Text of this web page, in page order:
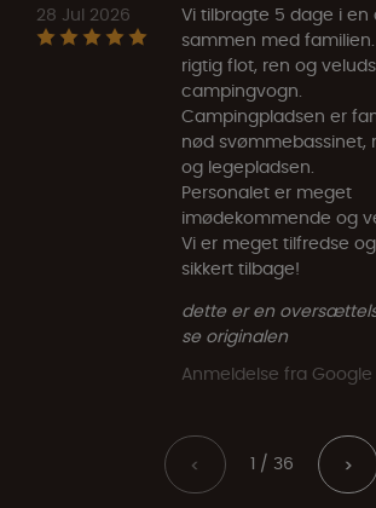
28 Jul 2026
Vi tilbragte 5 dage i
sammen med
rigtig flot, ren og
campingvogn.
Campingpladsen er
nød svømmebassinet,
og legepladsen.
Personalet er meget
imødekommende og
Vi er meget tilfredse
sikkert tilbage!
dette er en
se originalen
Anmeldelse fra Google
< 1 / 36 >